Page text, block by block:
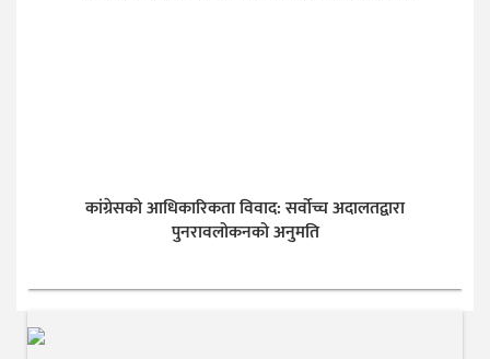
कांग्रेसको आधिकारिकता विवाद: सर्वोच्च अदालतद्वारा
पुनरावलोकनको अनुमति